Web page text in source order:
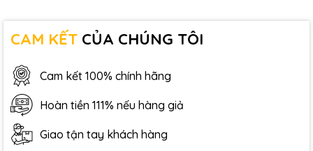
CAM KẾT CỦA CHÚNG TÔI
Cam kết 100% chính hãng
Hoàn tiền 111% nếu hàng giả
Giao tận tay khách hàng